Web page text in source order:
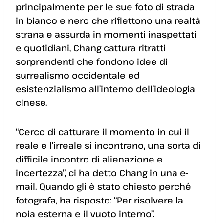
principalmente per le sue foto di strada
in bianco e nero che riflettono una realtà
strana e assurda in momenti inaspettati
e quotidiani, Chang cattura ritratti
sorprendenti che fondono idee di
surrealismo occidentale ed
esistenzialismo all’interno dell’ideologia
cinese.
“Cerco di catturare il momento in cui il
reale e l’irreale si incontrano, una sorta di
difficile incontro di alienazione e
incertezza”, ci ha detto Chang in una e-
mail. Quando gli è stato chiesto perché
fotografa, ha risposto: “Per risolvere la
noia esterna e il vuoto interno”.